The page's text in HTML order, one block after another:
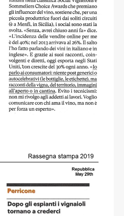
read more